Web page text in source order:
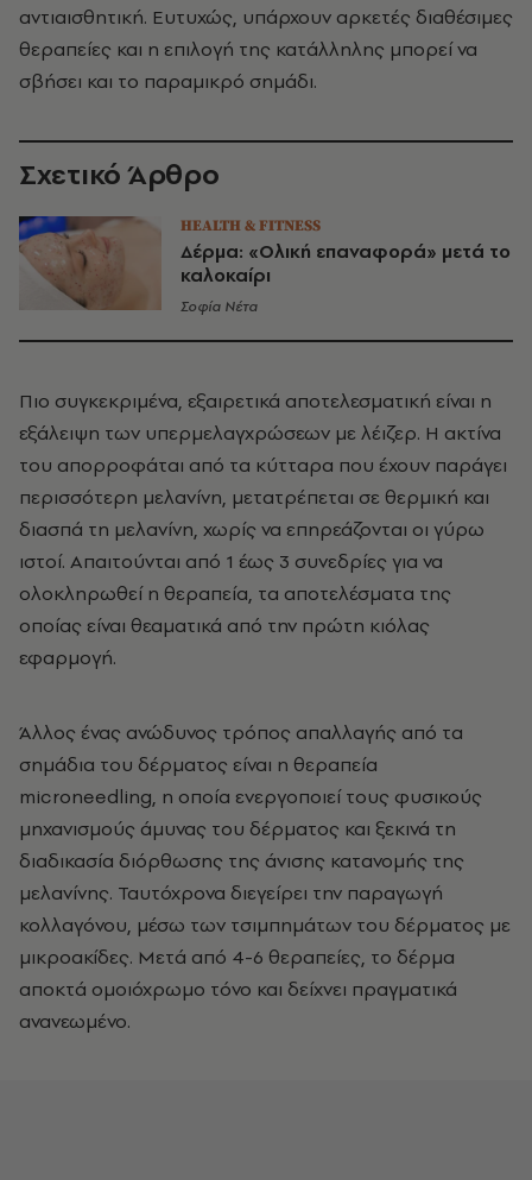
αντιαισθητική. Ευτυχώς, υπάρχουν αρκετές διαθέσιμες
θεραπείες και η επιλογή της κατάλληλης μπορεί να
σβήσει και το παραμικρό σημάδι.
Σχετικό Άρθρο
HEALTH & FITNESS
Δέρμα: «Ολική επαναφορά» μετά το
καλοκαίρι
Σοφία Νέτα
Πιο συγκεκριμένα, εξαιρετικά αποτελεσματική είναι η
εξάλειψη των υπερμελαγχρώσεων με λέιζερ. Η ακτίνα
του απορροφάται από τα κύτταρα που έχουν παράγει
περισσότερη μελανίνη, μετατρέπεται σε θερμική και
διασπά τη μελανίνη, χωρίς να επηρεάζονται οι γύρω
ιστοί. Απαιτούνται από 1 έως 3 συνεδρίες για να
ολοκληρωθεί η θεραπεία, τα αποτελέσματα της
οποίας είναι θεαματικά από την πρώτη κιόλας
εφαρμογή.
Άλλος ένας ανώδυνος τρόπος απαλλαγής από τα
σημάδια του δέρματος είναι η θεραπεία
microneedling, η οποία ενεργοποιεί τους φυσικούς
μηχανισμούς άμυνας του δέρματος και ξεκινά τη
διαδικασία διόρθωσης της άνισης κατανομής της
μελανίνης. Ταυτόχρονα διεγείρει την παραγωγή
κολλαγόνου, μέσω των τσιμπημάτων του δέρματος με
μικροακίδες. Μετά από 4-6 θεραπείες, το δέρμα
αποκτά ομοιόχρωμο τόνο και δείχνει πραγματικά
ανανεωμένο.